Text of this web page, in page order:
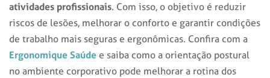
atividades profissionais. Com isso, o objetivo é reduzir
riscos de lesões, melhorar o conforto e garantir condições
de trabalho mais seguras e ergonômicas. Confira com a
Ergonomique Saúde e saiba como a orientação postural
no ambiente corporativo pode melhorar a rotina dos